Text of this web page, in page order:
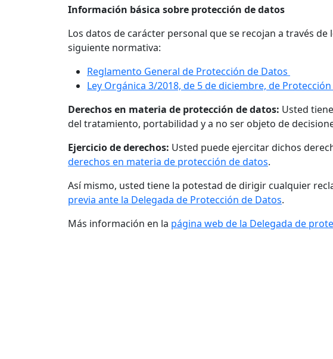
Información básica sobre protección de datos
Los datos de carácter personal que se recojan a través
siguiente normativa:
Reglamento General de Protección de Datos
Ley Orgánica 3/2018, de 5 de diciembre, de
Derechos en materia de protección de datos: Usted
del tratamiento, portabilidad y a no ser objeto de
Ejercicio de derechos: Usted puede ejercitar dichos
derechos en materia de protección de datos.
Así mismo, usted tiene la potestad de dirigir cualquier
previa ante la Delegada de Protección de Datos.
Más información en la página web de la Delegada de